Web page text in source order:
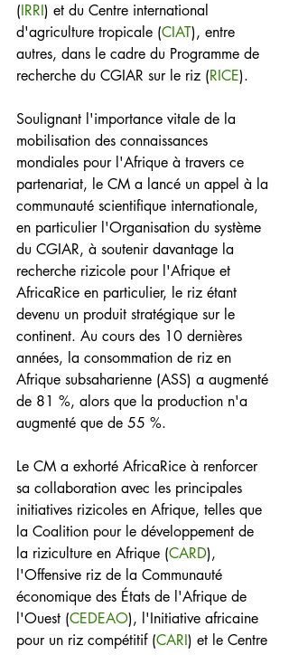
(IRRI) et du Centre international
d'agriculture tropicale (CIAT), entre
autres, dans le cadre du Programme de
recherche du CGIAR sur le riz (RICE).
Soulignant l'importance vitale de la
mobilisation des connaissances
mondiales pour l'Afrique à travers ce
partenariat, le CM a lancé un appel à la
communauté scientifique internationale,
en particulier l'Organisation du système
du CGIAR, à soutenir davantage la
recherche rizicole pour l'Afrique et
AfricaRice en particulier, le riz étant
devenu un produit stratégique sur le
continent. Au cours des 10 dernières
années, la consommation de riz en
Afrique subsaharienne (ASS) a augmenté
de 81 %, alors que la production n'a
augmenté que de 55 %.
Le CM a exhorté AfricaRice à renforcer
sa collaboration avec les principales
initiatives rizicoles en Afrique, telles que
la Coalition pour le développement de
la riziculture en Afrique (CARD),
l'Offensive riz de la Communauté
économique des États de l'Afrique de
l'Ouest (CEDEAO), l'Initiative africaine
pour un riz compétitif (CARI) et le Centre